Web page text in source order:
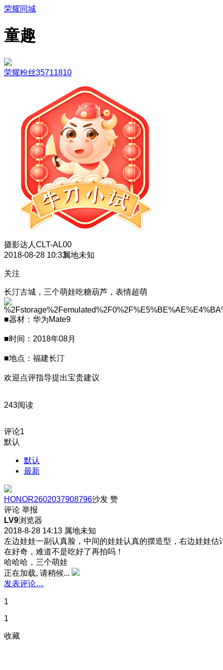
荣耀同城
童趣
荣耀粉丝35711810
摄影达人 CLT-AL00
2018-08-28 10:33属地未知
关注
长汀古城，三个萌娃吃糖葫芦，表情超萌
■器材：华为Mate9
■时间：2018年08月
■地点：福建长汀
欢迎点评指导提出宝贵建议
243阅读
评论1
默认
默认
最新
HONOR2602037908796沙发 赞
评论 举报
LV9浏览器
2018-8-28 14:13 属地未知
左边娃娃一副认真脸，中间的娃娃认真的摆造型，右边娃娃估
在好奇，难道不是吃好了再拍吗！
哈哈哈，三个萌娃
正在加载, 请稍候...
发表评论…
1
1
收藏